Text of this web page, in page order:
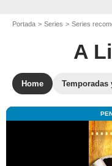
Portada Series Series
A
Home